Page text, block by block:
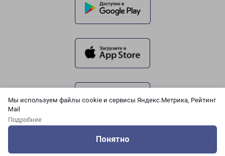
Мы используем файлы cookie и сервисы Яндекс.Метрика, Рейтинг
Mail
Подробнее
Понятно